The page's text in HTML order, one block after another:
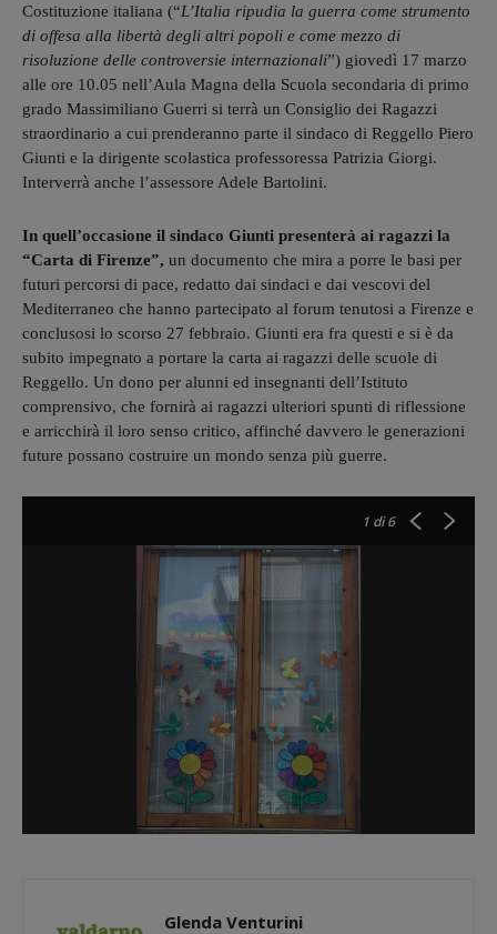
Costituzione italiana (“L’Italia ripudia la guerra come strumento
di offesa alla libertà degli altri popoli e come mezzo di
risoluzione delle controversie internazionali”) giovedì 17 marzo
alle ore 10.05 nell’Aula Magna della Scuola secondaria di primo
grado Massimiliano Guerri si terrà un Consiglio dei Ragazzi
straordinario a cui prenderanno parte il sindaco di Reggello Piero
Giunti e la dirigente scolastica professoressa Patrizia Giorgi.
Interverrà anche l’assessore Adele Bartolini.
In quell’occasione il sindaco Giunti presenterà ai ragazzi la
“Carta di Firenze”, un documento che mira a porre le basi per
futuri percorsi di pace, redatto dai sindaci e dai vescovi del
Mediterraneo che hanno partecipato al forum tenutosi a Firenze e
conclusosi lo scorso 27 febbraio. Giunti era fra questi e si è da
subito impegnato a portare la carta ai ragazzi delle scuole di
Reggello. Un dono per alunni ed insegnanti dell’Istituto
comprensivo, che fornirà ai ragazzi ulteriori spunti di riflessione
e arricchirà il loro senso critico, affinché davvero le generazioni
future possano costruire un mondo senza più guerre.
1 di 6
Glenda Venturini